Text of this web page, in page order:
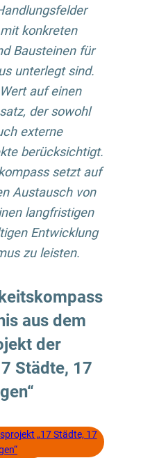
konkreten
Bausteinen für
unterlegt sind.
auf einen
der sowohl
externe
berücksichtigt.
setzt auf
Austausch von
langfristigen
Entwicklung
zu leisten.
aus dem
der
Städte, 17
„17 Städte, 17